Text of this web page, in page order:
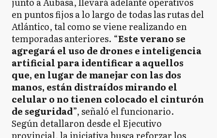
en puntos fijos a lo largo de todas las rutas del
Atlántico, tal como se viene realizando en
temporadas anteriores. “Este verano se
agregará el uso de drones e inteligencia
artificial para identificar a aquellos
que, en lugar de manejar con las dos
manos, están distraídos mirando el
celular o no tienen colocado el cinturón
de seguridad”, señaló el funcionario.
Según detallaron desde el Ejecutivo
provincial, la iniciativa busca reforzar los